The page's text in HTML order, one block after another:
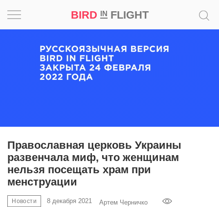
BIRD INFLIGHT
Православная церковь Украины
развенчала миф, что женщинам
нельзя посещать храм при
менструации
Новости 8 декабря 2021 Артем Черничко